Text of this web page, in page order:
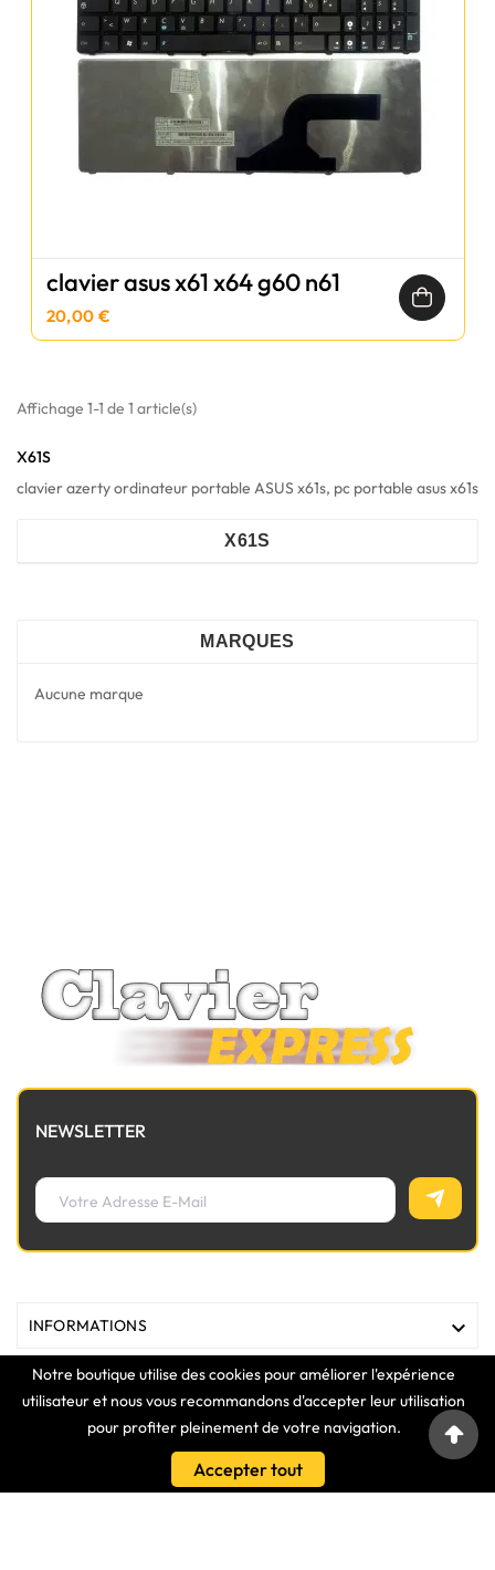
Notre boutique utilise des cookies pour améliorer l'expérience
utilisateur et nous vous recommandons d'accepter leur utilisation
pour profiter pleinement de votre navigation.
Accepter tout
clavier asus x61 x64 g60 n61
20,00 €
Affichage 1-1 de 1 article(s)
X61S
clavier azerty ordinateur portable ASUS x61s, pc portable asus x61s
X61S
MARQUES
Aucune marque
NEWSLETTER
INFORMATIONS 
MAGASIN 

VOTRE COMPTE 